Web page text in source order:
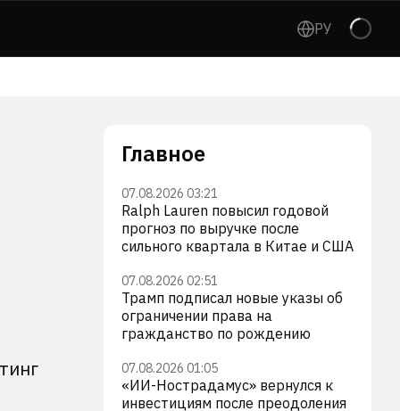
РУ
Главное
07.08.2026 03:21
Ralph Lauren повысил годовой
прогноз по выручке после
сильного квартала в Китае и США
07.08.2026 02:51
Трамп подписал новые указы об
ограничении права на
гражданство по рождению
07.08.2026 01:05
«ИИ-Нострадамус» вернулся к
инвестициям после преодоления